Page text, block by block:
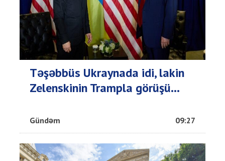
Təşəbbüs Ukraynada idi, lakin
Zelenskinin Trampla görüşü...
Gündəm 09:27